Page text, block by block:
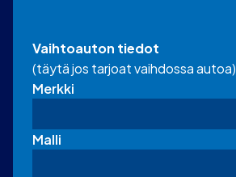
Vaihtoauton tiedot
(täytä jos tarjoat vaihdossa autoa)
Merkki
Malli